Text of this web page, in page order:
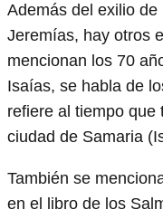
Además del exilio
Jeremías, hay otros
mencionan los 70
Isaías, se habla de
refiere al tiempo
ciudad de Samaria
También se
en el libro de los